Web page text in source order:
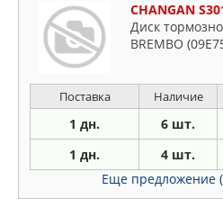
CHANGAN
Диск
BREMBO
Поставка Наличие
1 дн. 6 шт.
1 дн. 4 шт.
Еще предложение